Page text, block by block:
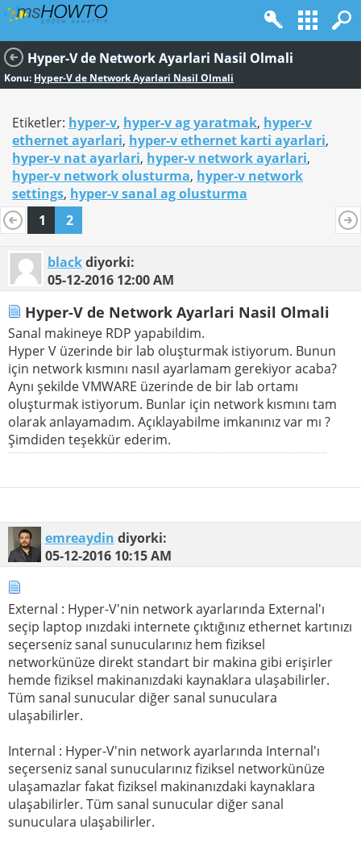
Hyper-V de Network Ayarlari Nasil Olmali
Konu: Hyper-V de Network Ayarlari Nasil Olmali
Etiketler: hyper-v, hyper-v ag yaratmak, hyper-v
ethernet ayarlari, hyper-v ethernet karti ayarlari,
hyper-v nat ayarlari, hyper-v network ayarlari,
hyper-v network olusturma, hyper-v network
settings, hyper-v sanal ag olusturma
1
2
blackdiyorki:
05-12-2016 12:00 AM
Hyper-V de Network Ayarlari Nasil Olmali
Sanal makineye RDP yapabildim.
Hyper V üzerinde bir lab oluşturmak istiyorum. Bunun
için network kısmını nasıl ayarlamam gerekiyor acaba?
Aynı şekilde VMWARE üzerinde de bir lab ortamı
oluşturmak istiyorum. Bunlar için network kısmını tam
olarak anlayamadım. Açıklayabilme imkanınız var mı ?
Şimdiden teşekkür ederim.
emreaydin diyorki:
05-12-2016 10:15 AM
External : Hyper-V'nin network ayarlarında External'ı
seçip laptop ınızdaki internete çıktığınız ethernet kartınızı
seçerseniz sanal sunucularınız hem fiziksel
networkünüze direkt standart bir makina gibi erişirler
hemde fiziksel makinanızdaki kaynaklara ulaşabilirler.
Tüm sanal sunucular diğer sanal sunuculara
ulaşabilirler.
Internal : Hyper-V'nin network ayarlarında Internal'ı
seçerseniz sanal sunucularınız fiziksel networkünüze
ulaşamazlar fakat fiziksel makinanızdaki kaynaklara
ulaşabilirler. Tüm sanal sunucular diğer sanal
sunuculara ulaşabilirler.